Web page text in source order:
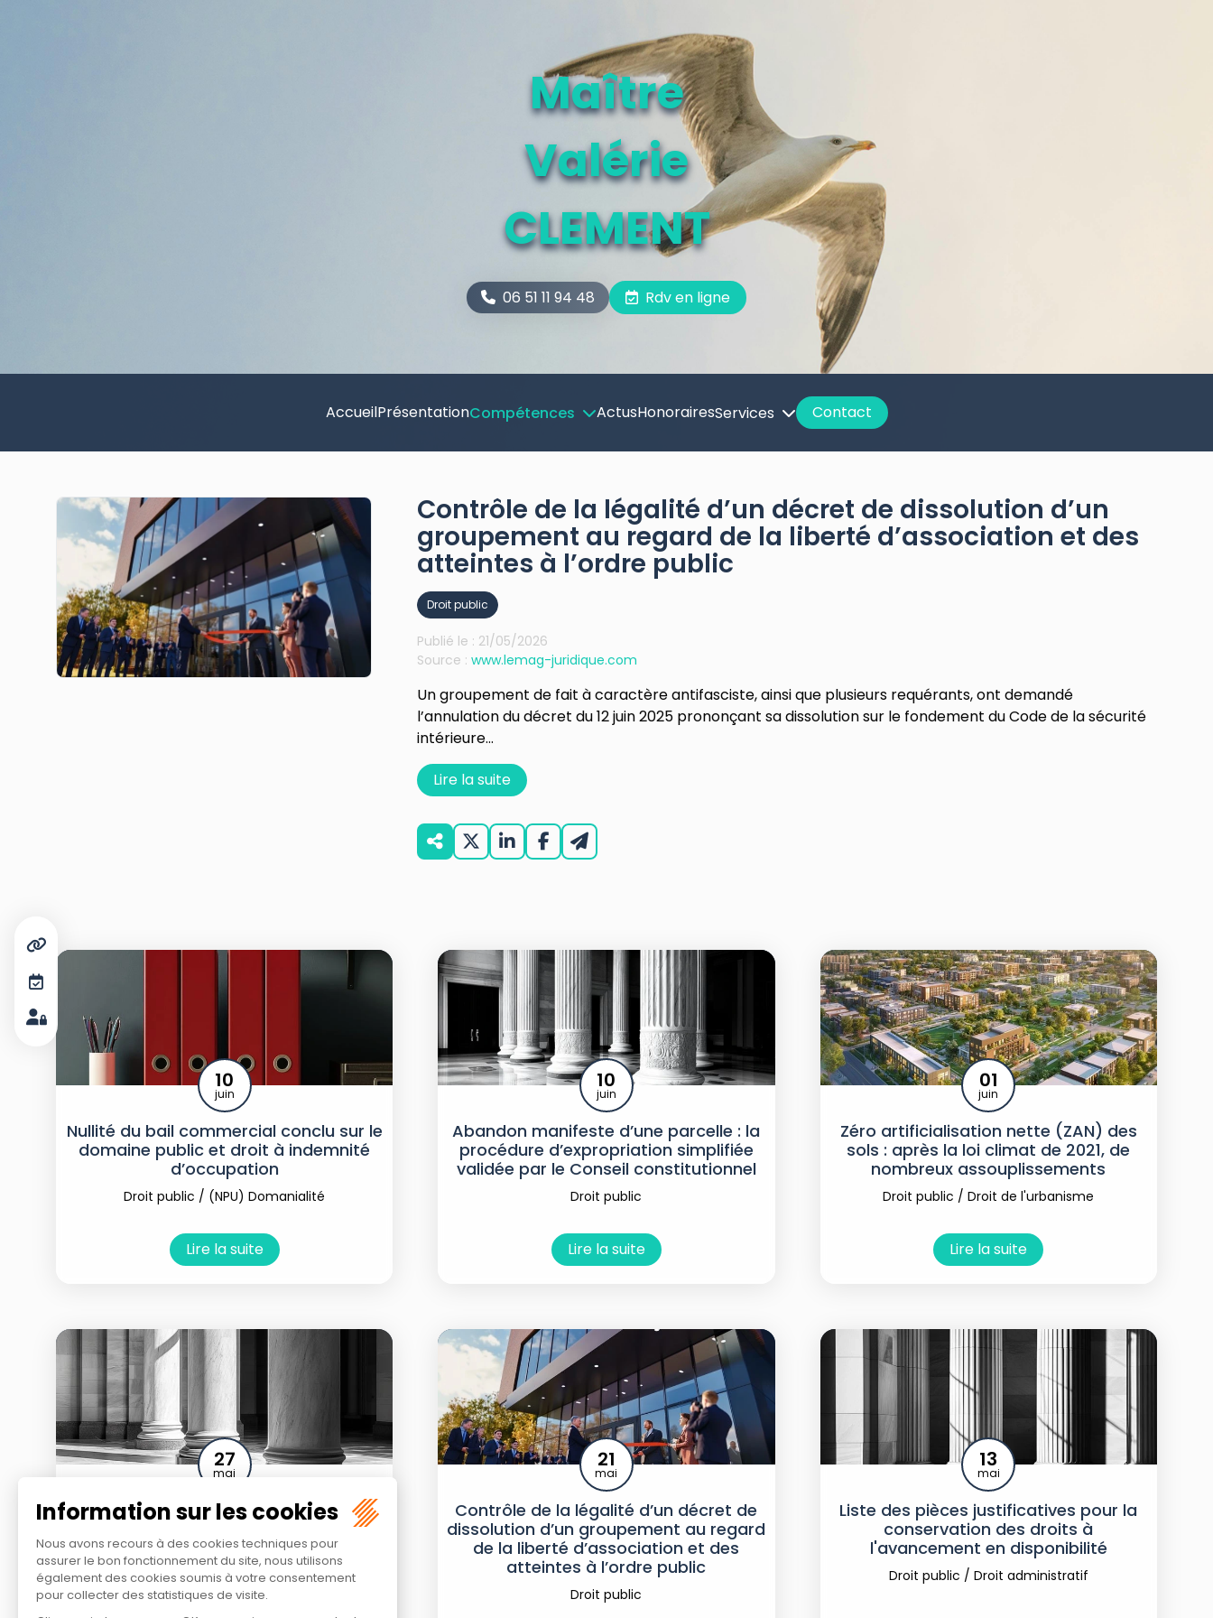
AccueilPrésentationCompétences ActusHonorairesServices Contact
Maître
Valérie
CLEMENT
06 51 11 94 48 Rdv en ligne
Contrôle de la légalité d’un décret de dissolution d’un
groupement au regard de la liberté d’association et des
atteintes à l’ordre public
Publié le : 21/05/2026
Droit public
Source : www.lemag-juridique.com
Un groupement de fait à caractère antifasciste, ainsi que plusieurs requérants, ont demandé
l’annulation du décret du 12 juin 2025 prononçant sa dissolution sur le fondement du Code de la sécurité
intérieure...
Lire la suite
Nullité du bail commercial conclu sur le
domaine public et droit à indemnité
d’occupation
10
juin
Droit public / (NPU) Domanialité
Lire la suite
Abandon manifeste d’une parcelle : la
procédure d’expropriation simplifiée
validée par le Conseil constitutionnel
10
juin
Droit public
Lire la suite
Zéro artificialisation nette (ZAN) des
sols : après la loi climat de 2021, de
nombreux assouplissements
01
juin
Droit public /Droit de l'urbanisme
Lire la suite
Téléservices administratifs : le Conseil
dématérialisation !
27
mai
Droit public/Droit administratif
Contrôle de la légalité d’un décret de
dissolution d’un groupement au regard
de la liberté d’association et des
atteintes à l’ordre public
21
mai
Droit public
Liste des pièces justificatives pour la
conservation des droits à
l'avancement en disponibilité
13
mai
Droit public / Droit administratif